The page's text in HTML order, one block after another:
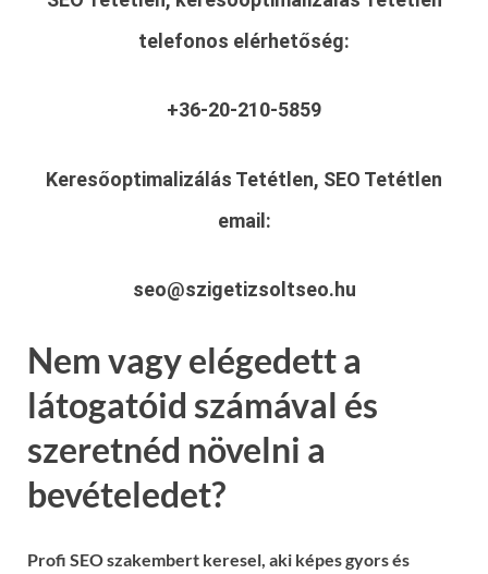
telefonos elérhetőség:
+36-20-210-5859
Keresőoptimalizálás Tetétlen, SEO Tetétlen
email:
seo@szigetizsoltseo.hu
Nem vagy elégedett a
látogatóid számával és
szeretnéd növelni a
bevételedet?
Profi SEO szakembert keresel, aki képes gyors és